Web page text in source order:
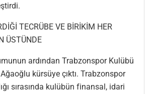
TECRÜBE VE BİRİKİM HER
ÜSTÜNDE
ardından Trabzonspor Kulübü
kürsüye çıktı. Trabzonspor
sırasında kulübün finansal, idari